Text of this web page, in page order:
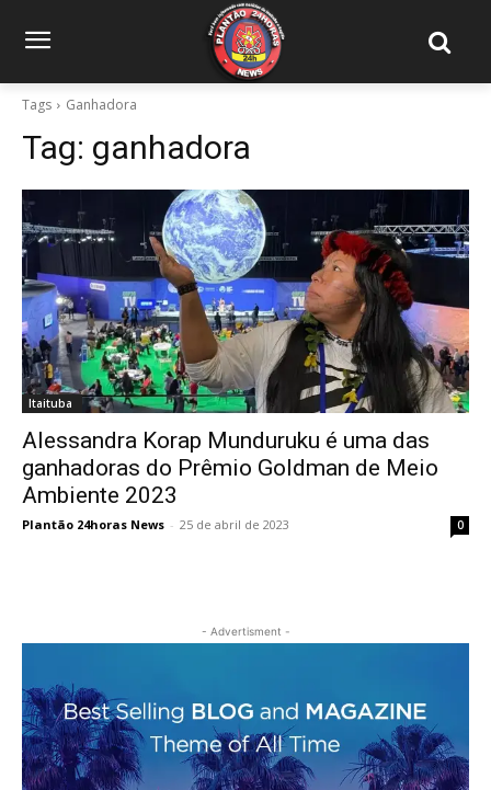
Tags Ganhadora
Tag: ganhadora
Itaituba
Alessandra Korap Munduruku é uma das
ganhadoras do Prêmio Goldman de Meio
Ambiente 2023
Plantão 24horas News - 25 de abril de 2023 0
- Advertisment -